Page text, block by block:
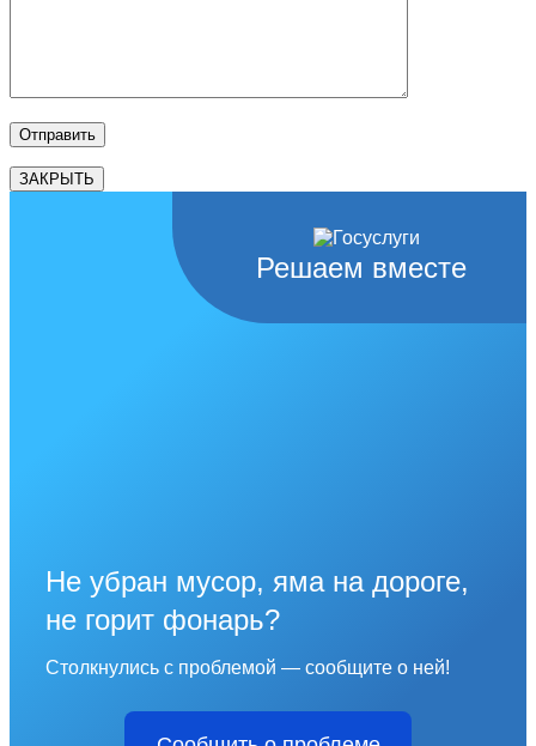
ЗАКРЫТЬ
Решаем вместе
Не убран мусор, яма на дороге,
не горит фонарь?
Столкнулись с проблемой — сообщите о ней!